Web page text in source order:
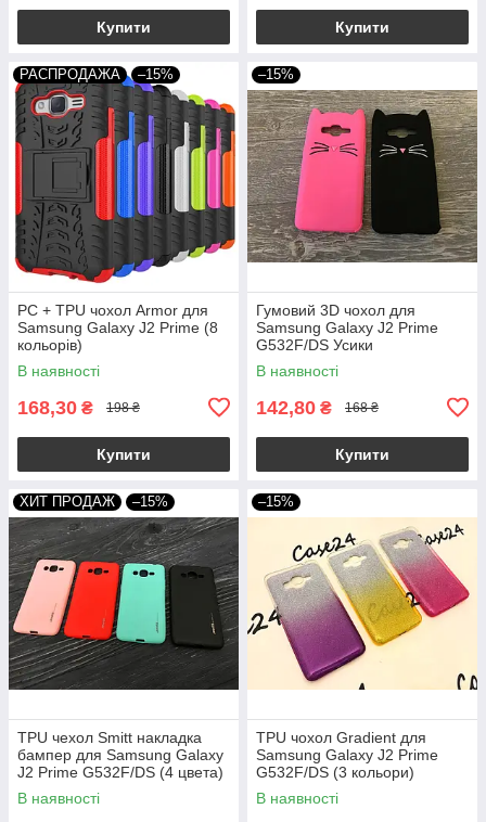
Купити Купити
РАСПРОДАЖА –15%
PC + TPU чохол Armor для
Samsung Galaxy J2 Prime (8
кольорів)
В наявності
168,30 ₴ 198 ₴
Купити
–15%
Гумовий 3D чохол для
Samsung Galaxy J2 Prime
G532F/DS Усики
В наявності
142,80 ₴ 168 ₴
Купити
ХИТ ПРОДАЖ –15%
TPU чехол Smitt накладка
бампер для Samsung Galaxy
J2 Prime G532F/DS (4 цвета)
В наявності
–15%
TPU чохол Gradient для
Samsung Galaxy J2 Prime
G532F/DS (3 кольори)
В наявності